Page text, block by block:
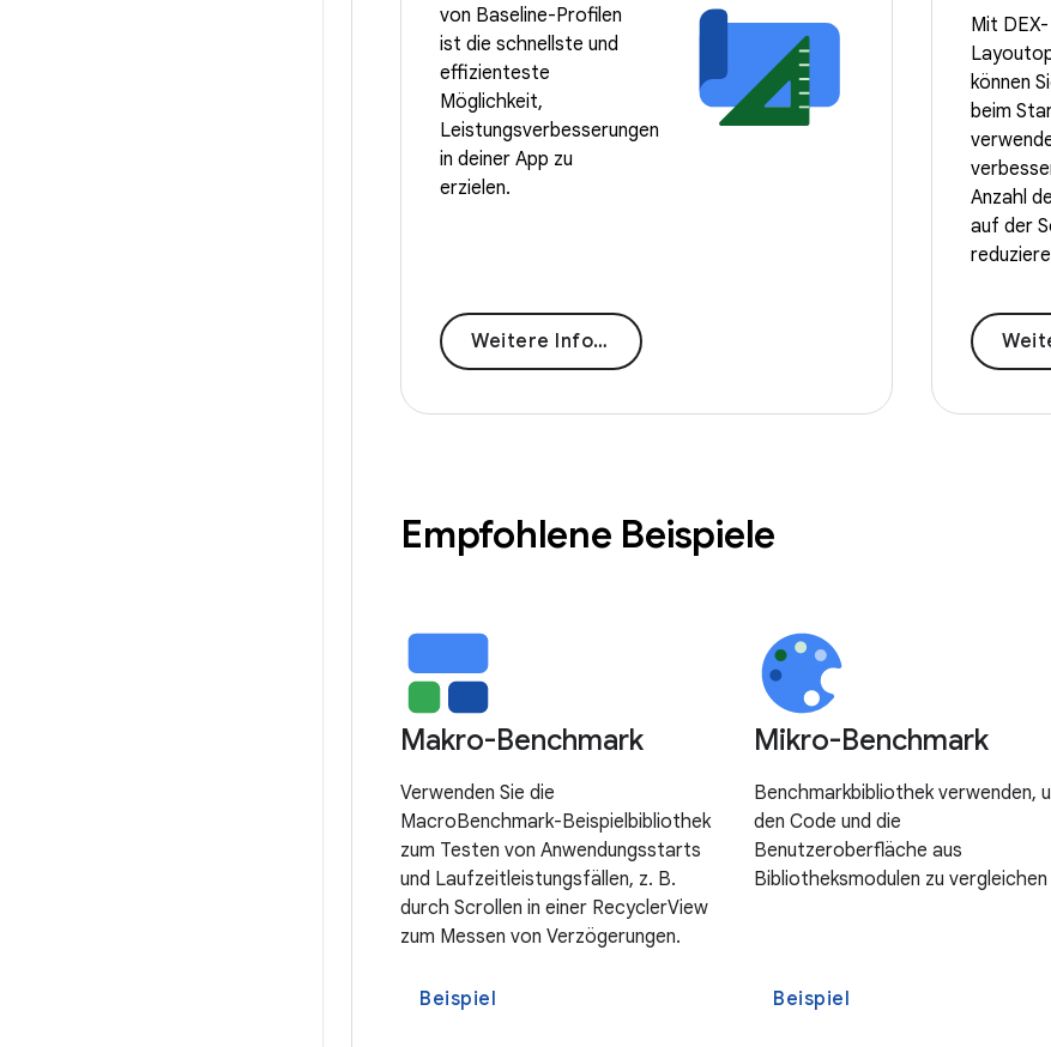
von Baseline-Profilen
ist die schnellste und
effizienteste
Möglichkeit,
Leistungsverbesserungen
in deiner App zu
erzielen.
Weitere Informationen
Mit DEX-
können
beim
Anzahl
auf der
Weitere
Empfohlene Beispiele
Makro-Benchmark
Verwenden Sie die
MacroBenchmark-Beispielbibliothek
zum Testen von Anwendungsstarts
und Laufzeitleistungsfällen, z. B.
durch Scrollen in einer RecyclerView
zum Messen von Verzögerungen.
Beispiel
Mikro-Benchmark
Benchmarkbibliothek verwenden,
den Code und die
Benutzeroberfläche aus
Bibliotheksmodulen zu vergleichen
Beispiel